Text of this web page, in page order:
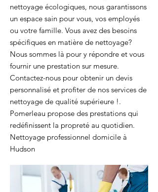
nettoyage écologiques, nous garantissons
un espace sain pour vous, vos employés
ou votre famille. Vous avez des besoins
spécifiques en matière de nettoyage?
Nous sommes là pour y répondre et vous
fournir une prestation sur mesure.
Contactez-nous pour obtenir un devis
personnalisé et profiter de nos services de
nettoyage de qualité supérieure !.
Pomerleau propose des prestations qui
redéfinissent la propreté au quotidien.
Nettoyage professionnel domicile à
Hudson